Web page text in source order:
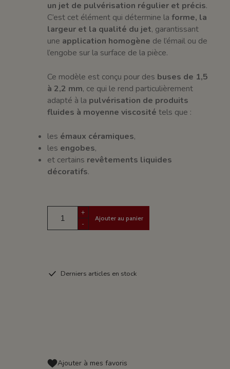
un jet de pulvérisation régulier et précis.
C’est cet élément qui détermine laforme, la
largeur et la qualité du jet, garantissant
une application homogène de l’émail ou de
l’engobe sur la surface de la pièce.
Ce modèle est conçu pour des buses de 1,5
à 2,2 mm, ce qui le rend particulièrement
adapté à la pulvérisation de produits
fluides à moyenne viscosité tels que :
les émaux céramiques,
les engobes,
et certains revêtements liquides
décoratifs.
+
-
Ajouter au panier
Derniers articles en stock
Ajouter à mes favoris